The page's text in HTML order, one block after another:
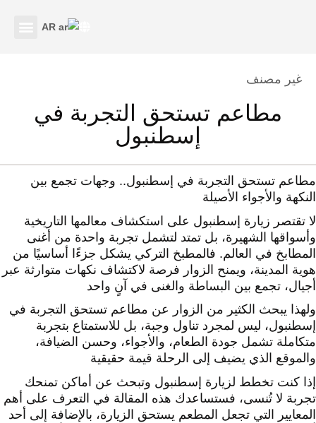
مطاعم تستحق التجربة في
إسطنبول
Category
غير مصنف
مطاعم تستحق التجربة في إسطنبول.. وجهات تجمع بين
النكهة والأجواء الأصيلة
لا تقتصر زيارة إسطنبول على استكشاف معالمها التاريخية
وأسواقها الشهيرة، بل تمتد لتشمل تجربة واحدة من أغنى
المطابخ في العالم. فالمطبخ التركي يشكل جزءًا أساسيًا من
هوية المدينة، ويمنح الزوار فرصة لاكتشاف نكهات متوارثة عبر
أجيال، تجمع بين البساطة والغنى في آنٍ واحد
ولهذا يبحث الكثير من الزوار عن مطاعم تستحق التجربة في
إسطنبول، ليس لمجرد تناول وجبة، بل للاستمتاع بتجربة
متكاملة تشمل جودة الطعام، والأجواء، وحسن الضيافة،
والموقع الذي يضيف إلى الرحلة قيمة حقيقية
إذا كنت تخطط لزيارة إسطنبول وتبحث عن أماكن تمنحك
تجربة لا تُنسى، فستساعدك هذه المقالة في التعرف على أهم
المعايير التي تجعل المطعم يستحق الزيارة، بالإضافة إلى أحد